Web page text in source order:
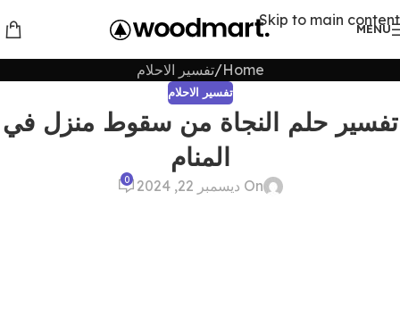
Skip to main content
MENU
Home تفسير الاحلام
تفسير الاحلام
تفسير حلم النجاة من سقوط منزل في
المنام
On ديسمبر 22, 2024 0